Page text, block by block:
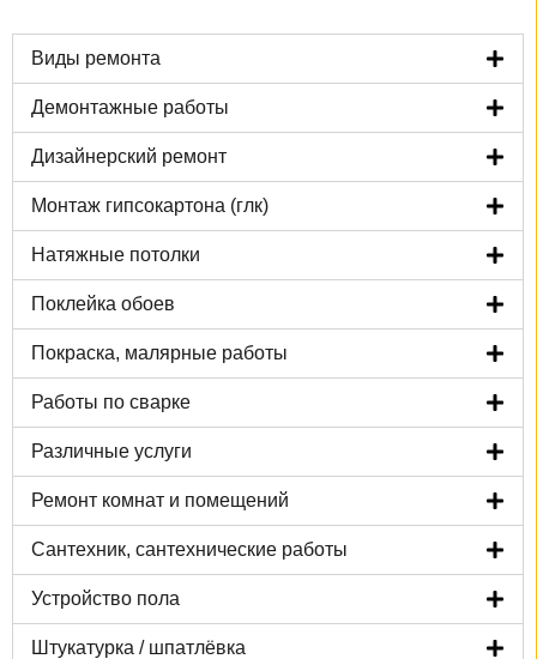
Виды ремонта
Демонтажные работы
Дизайнерский ремонт
Монтаж гипсокартона (глк)
Натяжные потолки
Поклейка обоев
Покраска, малярные работы
Работы по сварке
Различные услуги
Ремонт комнат и помещений
Сантехник, сантехнические работы
Устройство пола
Штукатурка / шпатлёвка